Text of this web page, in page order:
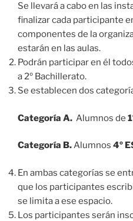
Se llevará a cabo en las
finalizar cada participante
componentes de la
estarán en las aulas.
Podrán participar en él
a 2º Bachillerato.
Se establecen dos
Categoría A. Alumnos de
Categoría B.Alumnos 4º
En ambas categorías se
que los participantes
se limita a ese espacio.
Los participantes serán